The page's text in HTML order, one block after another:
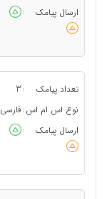
ارسال پیامک
:
تعداد پیامک :
3
نوع اس ام اس : فارسی
ارسال پیامک
: